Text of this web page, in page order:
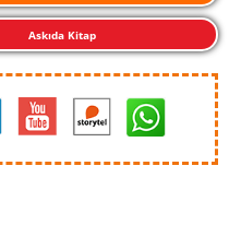
Askıda Kitap